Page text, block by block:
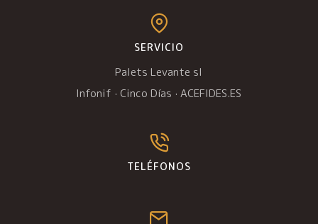
SERVICIO
Palets Levante sl
Infonif ·Cinco Días ·ACEFIDES.ES
TELÉFONOS